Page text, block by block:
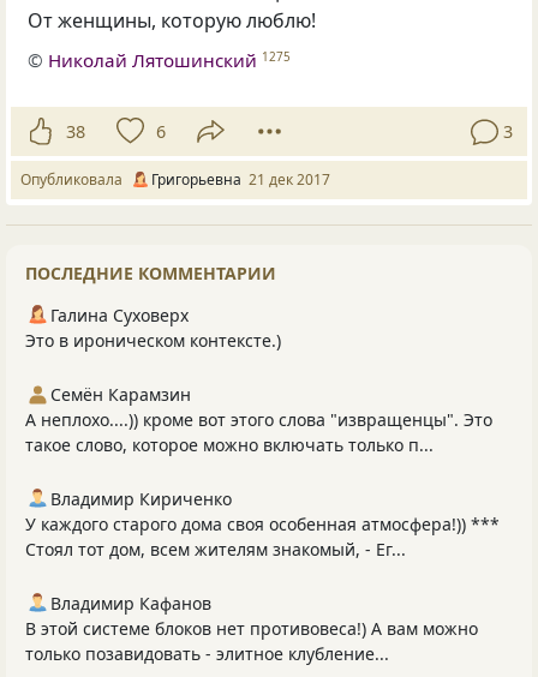
От женщины, которую люблю!
© Николай Лятошинский 1275
38 6 3
Опубликовала Григорьевна 21 дек 2017
ПОСЛЕДНИЕ КОММЕНТАРИИ
Галина Суховерх
Это в ироническом контексте.)
Семён Карамзин
А неплохо....)) кроме вот этого слова "извращенцы". Это
такое слово, которое можно включать только п...
Владимир Кириченко
У каждого старого дома своя особенная атмосфера!)) ***
Стоял тот дом, всем жителям знакомый, - Ег...
Владимир Кафанов
В этой системе блоков нет противовеса!) А вам можно
только позавидовать - элитное клубление...